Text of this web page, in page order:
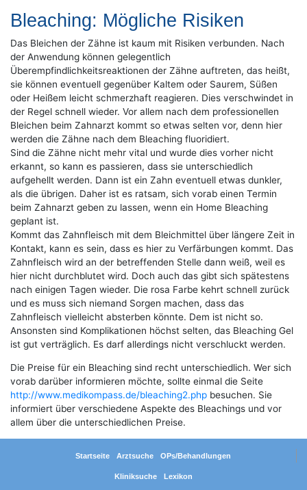
Bleaching: Mögliche Risiken
Das Bleichen der Zähne ist kaum mit Risiken verbunden. Nach
der Anwendung können gelegentlich
Überempfindlichkeitsreaktionen der Zähne auftreten, das heißt,
sie können eventuell gegenüber Kaltem oder Saurem, Süßen
oder Heißem leicht schmerzhaft reagieren. Dies verschwindet in
der Regel schnell wieder. Vor allem nach dem professionellen
Bleichen beim Zahnarzt kommt so etwas selten vor, denn hier
werden die Zähne nach dem Bleaching fluoridiert.
Sind die Zähne nicht mehr vital und wurde dies vorher nicht
erkannt, so kann es passieren, dass sie unterschiedlich
aufgehellt werden. Dann ist ein Zahn eventuell etwas dunkler,
als die übrigen. Daher ist es ratsam, sich vorab einen Termin
beim Zahnarzt geben zu lassen, wenn ein Home Bleaching
geplant ist.
Kommt das Zahnfleisch mit dem Bleichmittel über längere Zeit in
Kontakt, kann es sein, dass es hier zu Verfärbungen kommt. Das
Zahnfleisch wird an der betreffenden Stelle dann weiß, weil es
hier nicht durchblutet wird. Doch auch das gibt sich spätestens
nach einigen Tagen wieder. Die rosa Farbe kehrt schnell zurück
und es muss sich niemand Sorgen machen, dass das
Zahnfleisch vielleicht absterben könnte. Dem ist nicht so.
Ansonsten sind Komplikationen höchst selten, das Bleaching Gel
ist gut verträglich. Es darf allerdings nicht verschluckt werden.
Die Preise für ein Bleaching sind recht unterschiedlich. Wer sich
vorab darüber informieren möchte, sollte einmal die Seite
http://www.medikompass.de/bleaching2.php besuchen. Sie
informiert über verschiedene Aspekte des Bleachings und vor
allem über die unterschiedlichen Preise.
Startseite Arztsuche OPs/Behandlungen
Kliniksuche Lexikon